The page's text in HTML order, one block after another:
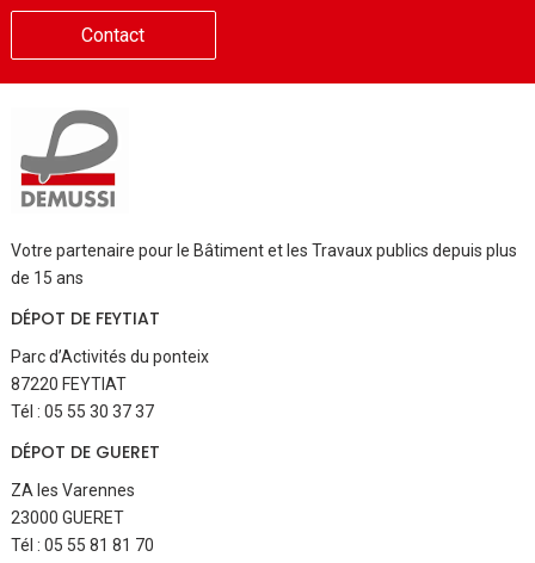
Contact
Votre partenaire pour le Bâtiment et les Travaux publics depuis plus
de 15 ans
DÉPOT DE FEYTIAT
Parc d’Activités du ponteix
87220 FEYTIAT
Tél : 05 55 30 37 37
DÉPOT DE GUERET
ZA les Varennes
23000 GUERET
Tél : 05 55 81 81 70